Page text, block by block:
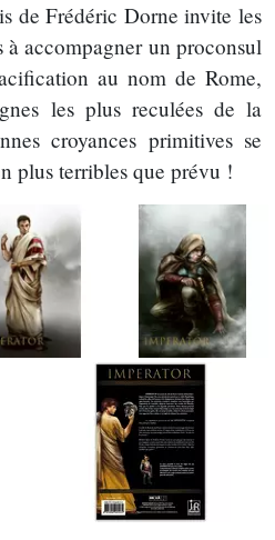
de Frédéric Dorne invite les
à accompagner un proconsul
au nom de Rome,
les plus reculées de la
croyances primitives se
plus terribles que prévu !